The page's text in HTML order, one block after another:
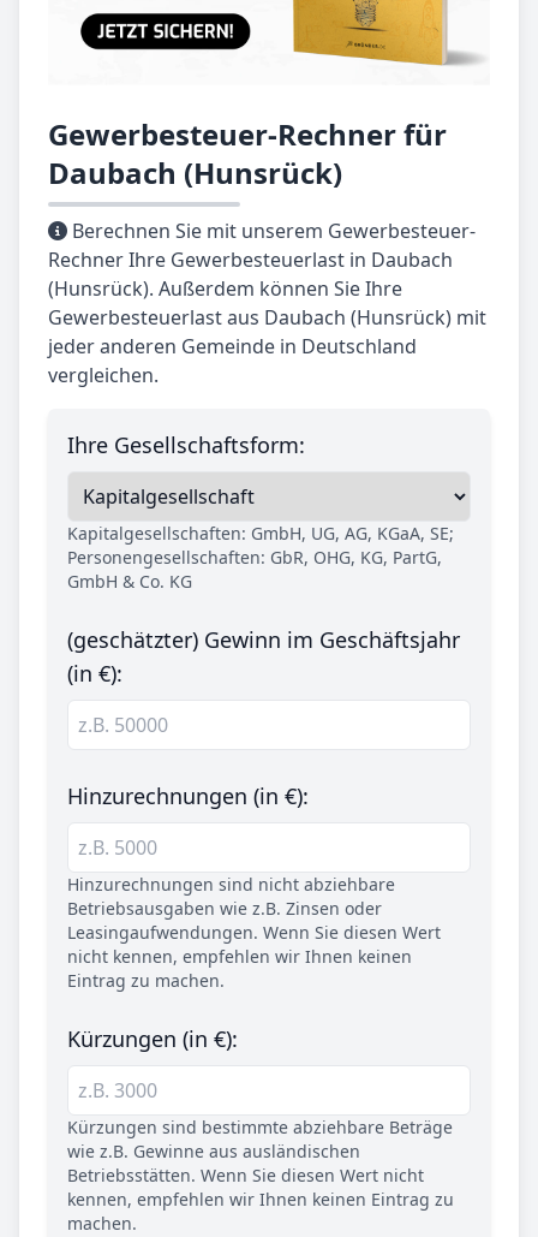
Gewerbesteuer-Rechner für
Daubach (Hunsrück)
Berechnen Sie mit unserem Gewerbesteuer-
Rechner Ihre Gewerbesteuerlast in Daubach
(Hunsrück). Außerdem können Sie Ihre
Gewerbesteuerlast aus Daubach (Hunsrück) mit
jeder anderen Gemeinde in Deutschland
vergleichen.
Ihre Gesellschaftsform:
Kapitalgesellschaften: GmbH, UG, AG, KGaA, SE;
Personengesellschaften: GbR, OHG, KG, PartG,
GmbH & Co. KG
(geschätzter) Gewinn im Geschäftsjahr
(in €):
Hinzurechnungen (in €):
Hinzurechnungen sind nicht abziehbare
Betriebsausgaben wie z.B. Zinsen oder
Leasingaufwendungen. Wenn Sie diesen Wert
nicht kennen, empfehlen wir Ihnen keinen
Eintrag zu machen.
Kürzungen (in €):
Kürzungen sind bestimmte abziehbare Beträge
wie z.B. Gewinne aus ausländischen
Betriebsstätten. Wenn Sie diesen Wert nicht
kennen, empfehlen wir Ihnen keinen Eintrag zu
machen.